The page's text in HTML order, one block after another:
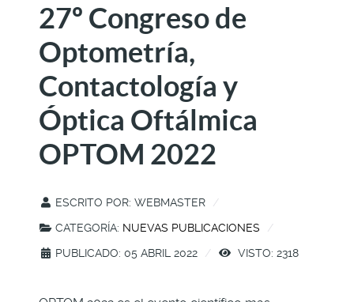
27º Congreso de
Optometría,
Contactología y
Óptica Oftálmica
OPTOM 2022
ESCRITO POR: WEBMASTER
CATEGORÍA: NUEVAS PUBLICACIONES
PUBLICADO: 05 ABRIL 2022
VISTO: 2318